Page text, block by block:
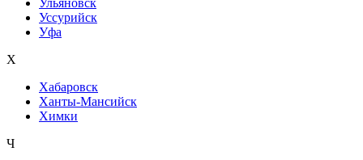
Ульяновск
Уссурийск
Уфа
Х
Хабаровск
Ханты-Мансийск
Химки
Ч